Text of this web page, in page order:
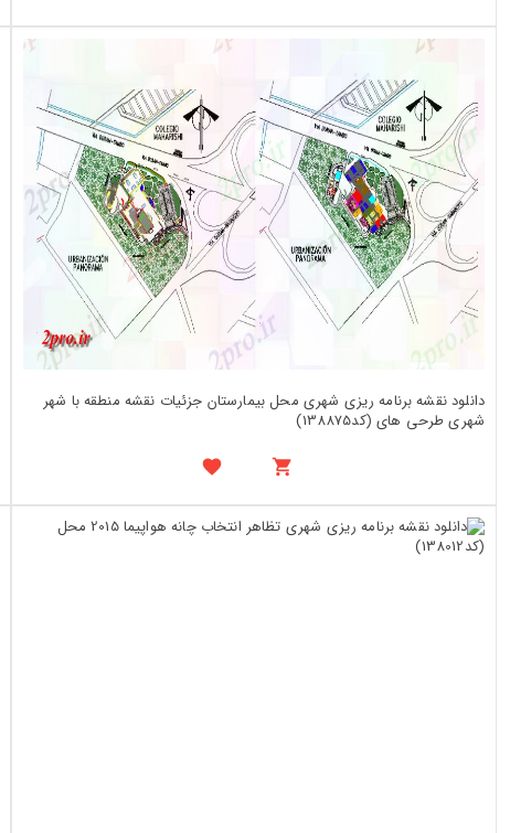
دانلود نقشه برنامه ریزی شهری محل بیمارستان جزئیات نقشه منطقه با شهر
شهری طرحی های (کد138875)